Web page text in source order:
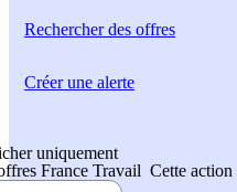
Rechercherdes offres
uniquement
France Travail Cette action
Créer une alerte